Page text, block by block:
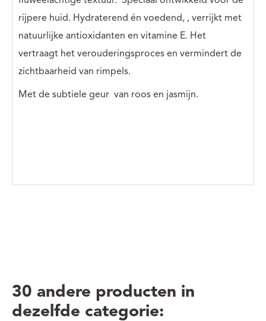
rijpere huid. Hydraterend én voedend, , verrijkt met
natuurlijke antioxidanten en vitamine E. Het
vertraagt ​​het verouderingsproces en vermindert de
zichtbaarheid van rimpels.
Met de subtiele geur van roos en jasmijn.
30 andere producten in
dezelfde categorie: